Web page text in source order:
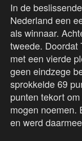
In de
Nederland een
als winnaar.
tweede. Doordat
met een vierde
geen eindzege
sprokkelde 69
punten tekort
mogen noemen.
en werd